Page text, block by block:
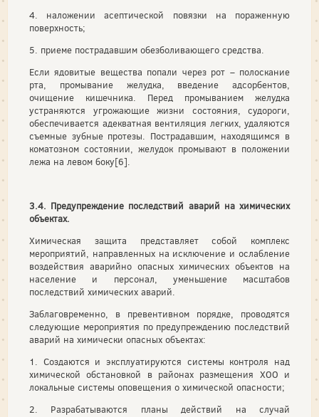
4. наложении асептической повязки на пораженную
поверхность;
5. приеме пострадавшим обезболивающего средства.
Если ядовитые вещества попали через рот – полоскание
рта, промывание желудка, введение адсорбентов,
очищение кишечника. Перед промыванием желудка
устраняются угрожающие жизни состояния, судороги,
обеспечивается адекватная вентиляция легких, удаляются
съемные зубные протезы. Пострадавшим, находящимся в
коматозном состоянии, желудок промывают в положении
лежа на левом боку[6].
3.4. Предупреждение последствий аварий на химических
объектах.
Химическая защита представляет собой комплекс
мероприятий, направленных на исключение и ослабление
воздействия аварийно опасных химических объектов на
население и персонал, уменьшение масштабов
последствий химических аварий.
Заблаговременно, в превентивном порядке, проводятся
следующие мероприятия по предупреждению последствий
аварий на химически опасных объектах:
1. Создаются и эксплуатируются системы контроля над
химической обстановкой в районах размещения ХОО и
локальные системы оповещения о химической опасности;
2. Разрабатываются планы действий на случай